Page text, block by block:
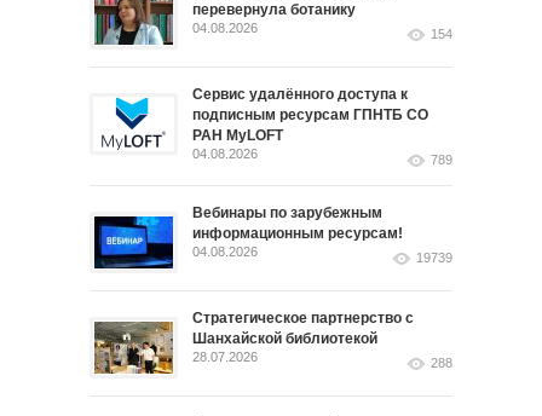
перевернула ботанику
04.08.2026 154
Сервис удалённого доступа к
подписным ресурсам ГПНТБ СО
РАН MyLOFT
04.08.2026 789
Вебинары по зарубежным
информационным ресурсам!
04.08.2026 19739
Стратегическое партнерство с
Шанхайской библиотекой
28.07.2026 288